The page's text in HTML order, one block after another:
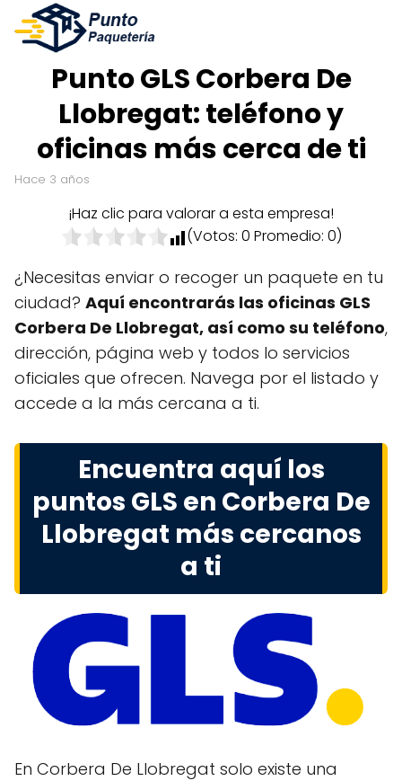
Punto GLS Corbera De
Llobregat: teléfono y
oficinas más cerca de ti
hace 3 años
¡Haz clic para valorar a esta empresa!
(Votos: 0 Promedio: 0)
¿Necesitas enviar o recoger un paquete en tu
ciudad? Aquí encontrarás las oficinas GLS
Corbera De Llobregat, así como su teléfono,
dirección, página web y todos lo servicios
oficiales que ofrecen. Navega por el listado y
accede a la más cercana a ti.
Encuentra aquí los
puntos GLS en Corbera De
Llobregat más cercanos
a ti
En Corbera De Llobregat solo existe una